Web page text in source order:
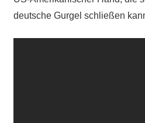
deutsche Gurgel schließen